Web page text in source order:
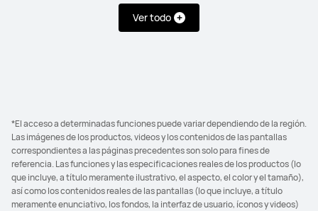
Ver todo
*El acceso a determinadas funciones puede variar dependiendo de la región.
Las imágenes de los productos, videos y los contenidos de las pantallas
correspondientes a las páginas precedentes son solo para fines de
referencia. Las funciones y las especificaciones reales de los productos (lo
que incluye, a título meramente ilustrativo, el aspecto, el color y el tamaño),
así como los contenidos reales de las pantallas (lo que incluye, a título
meramente enunciativo, los fondos, la interfaz de usuario, íconos y videos)